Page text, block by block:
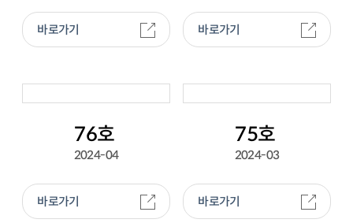
바로가기 바로가기
76호
2024-04
바로가기
75호
2024-03
바로가기